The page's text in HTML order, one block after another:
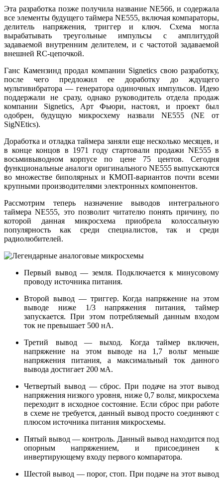
Эта разработка позже получила название NE566, и содержала
все элементы будущего таймера NE555, включая компараторы,
делитель напряжения, триггер и ключ. Схема могла
вырабатывать треугольные импульсы с амплитудой
задаваемой внутренним делителем, и с частотой задаваемой
внешней RC-цепочкой.
Ганс Камензинд продал компании Signetics свою разработку,
после чего предложил ее доработку до ждущего
мультивибратора — генератора одиночных импульсов. Идею
поддержали не сразу, однако руководитель отдела продаж
компании Signetics, Арт Фьюри, настоял, и проект был
одобрен, будущую микросхему назвали NE555 (NE от
SigNEtics).
Доработка и отладка таймера заняли еще несколько месяцев, и
в конце концов в 1971 году стартовали продажи NE555 в
восьмивыводном корпусе по цене 75 центов. Сегодня
функциональные аналоги оригинального NE555 выпускаются
во множестве биполярных и КМОП-вариантов почти всеми
крупными производителями электронных компонентов.
Рассмотрим теперь назначение выводов интегрального
таймера NE555, это позволит читателю понять причину, по
которой данная микросхема приобрела колоссальную
популярность как среди специалистов, так и среди
радиолюбителей.
Первый вывод — земля. Подключается к минусовому
проводу источника питания.
Второй вывод — триггер. Когда напряжение на этом
выводе ниже 1/3 напряжения питания, таймер
запускается. При этом потребляемый данным входом
ток не превышает 500 нА.
Третий вывод — выход. Когда таймер включен,
напряжение на этом выводе на 1,7 вольт меньше
напряжения питания, а максимальный ток данного
вывода достигает 200 мА.
Четвертый вывод — сброс. При подаче на этот вывод
напряжения низкого уровня, ниже 0,7 вольт, микросхема
переходит в исходное состояние. Если сброс при работе
в схеме не требуется, данный вывод просто соединяют с
плюсом источника питания микросхемы.
Пятый вывод — контроль. Данный вывод находится под
опорным напряжением, и присоединен к
инвертирующему входу первого компаратора.
Шестой вывод — порог, стоп. При подаче на этот вывод